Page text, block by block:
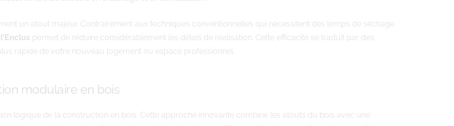
un atout majeur. Contrairement aux techniques conventionnelles qui nécessitent des temps de séchage
permet de réduire considérablement les délais de réalisation. Cette efficacité se traduit par des
rapide de votre nouveau logement ou espace professionnel.
modulaire en bois
logique de la construction en bois. Cette approche innovante combine les atouts du bois avec une